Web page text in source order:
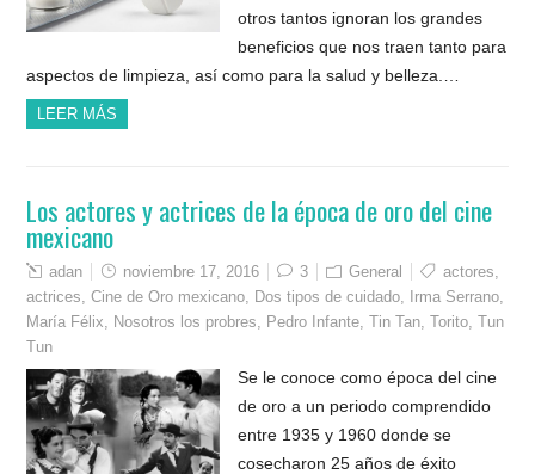
otros tantos ignoran los grandes
beneficios que nos traen tanto para
aspectos de limpieza, así como para la salud y belleza.…
LEER MÁS
Los actores y actrices de la época de oro del cine
mexicano
adan noviembre 17, 2016 3 General actores
actrices ,Cine de Oro mexicano Dos tipos de cuidado Irma Serrano
María Félix
Nosotros los probres Pedro Infante ,Tin Tan ,Torito ,Tun
Tun
Se le conoce como época del cine
de oro a un periodo comprendido
entre 1935 y 1960 donde se
cosecharon 25 años de éxito